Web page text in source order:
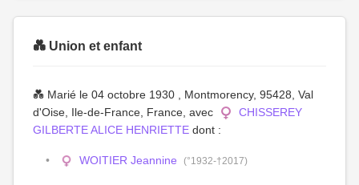
💑 Union et enfant
💑 Marié le 04 octobre 1930 , Montmorency, 95428, Val
d'Oise, Ile-de-France, France, avec
CHISSEREY
GILBERTE ALICE HENRIETTE dont :
WOITIER Jeannine (°1932-†2017)